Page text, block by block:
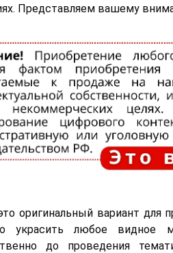
Представляем вашему
оригинальный вариант для
украсить любое видное
до проведения